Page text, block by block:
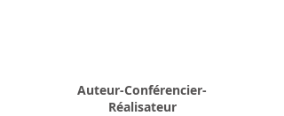
Auteur-Conférencier-
Réalisateur